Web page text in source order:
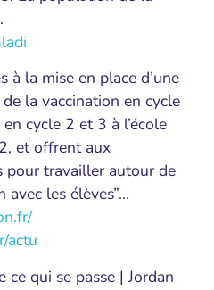
à la mise en place d’une
la vaccination en cycle
cycle 2 et 3 à l’école
et offrent aux
pour travailler autour de
avec les élèves”…
actu
ce qui se passe | Jordan